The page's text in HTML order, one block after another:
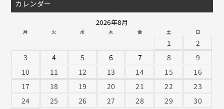
カレンダー
2026年8月
月 火 水 木 金 土 日
1
2
3
4 5 6 7 8
9
10
11 12 13 14 15
16
17
18 19 20 21 22
23
24
25 26 27 28 29
30